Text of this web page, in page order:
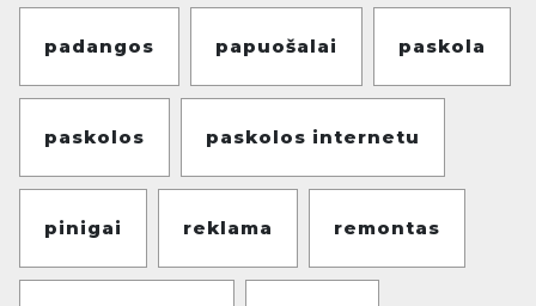
padangos papuošalai paskola
paskolos paskolos internetu
pinigai reklama remontas